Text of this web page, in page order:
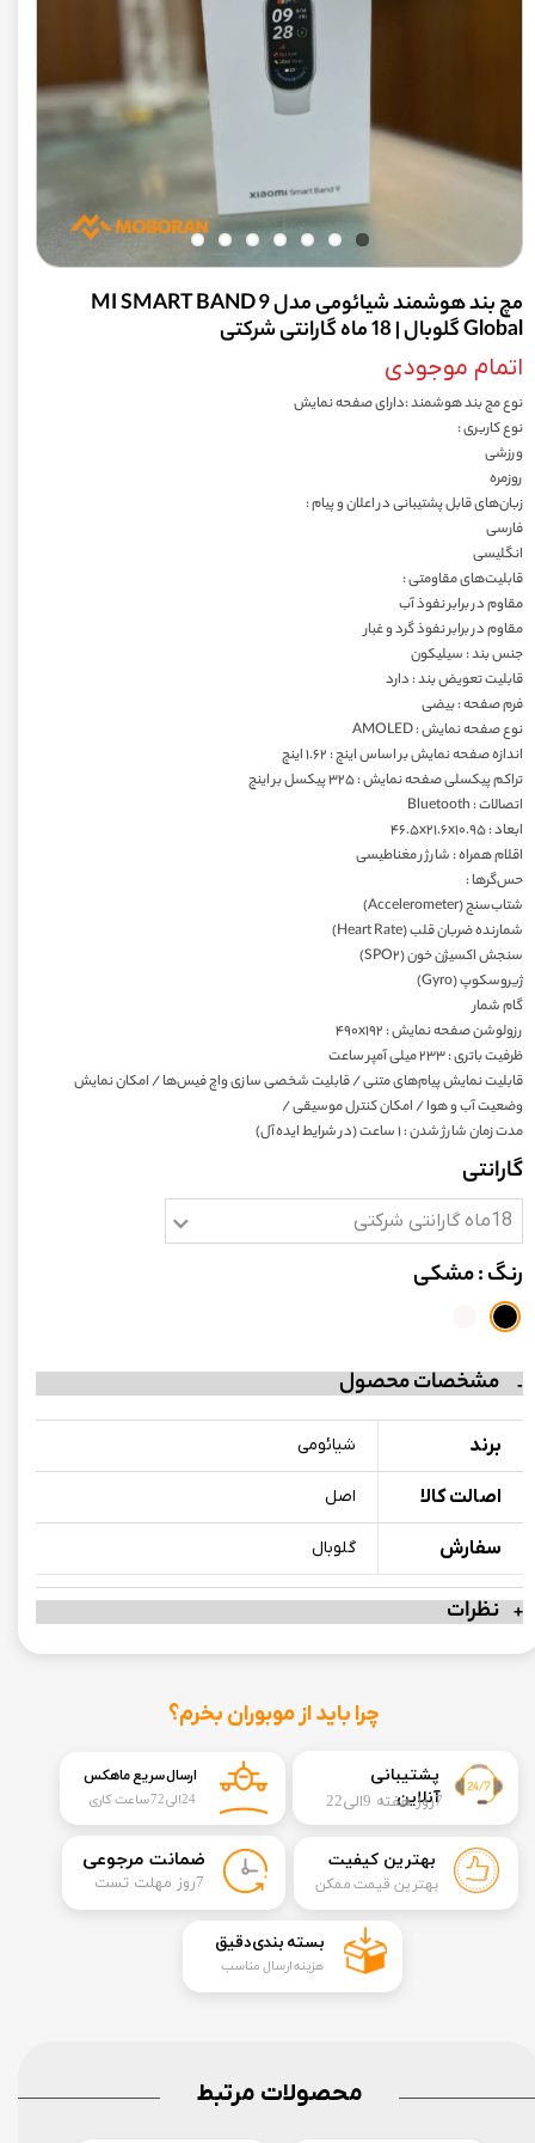
مچ بند هوشمند شیائومی مدل MI SMART BAND 9
Global گلوبال | 18 ماه گارانتی شرکتی
اتمام موجودی
نوع مچ بند هوشمند :دارای صفحه نمایش
نوع کاربری :
ورزشی
روزمره
زبان‌های قابل پشتیبانی در اعلان و پیام :
فارسی
انگلیسی
قابلیت‌های مقاومتی :
مقاوم در برابر نفوذ آب
مقاوم در برابر نفوذ گرد و غبار
جنس بند : سیلیکون
قابلیت تعویض بند : دارد
فرم صفحه : بیضی
نوع صفحه نمایش : AMOLED
اندازه صفحه نمایش بر اساس اینچ : ۱.۶۲ اینچ
تراکم پیکسلی صفحه نمایش : ۳۲۵ پیکسل بر اینچ
اتصالات : Bluetooth
ابعاد : ۴۶.۵x۲۱.۶x۱۰.۹۵
اقلام همراه : شارژر مغناطیسی
حس‌گرها :
شتاب‌سنج (Accelerometer)
شمارنده ضربان قلب (Heart Rate)
سنجش اکسیژن خون (SPO۲)
ژیروسکوپ (Gyro)
گام شمار
رزولوشن صفحه نمایش : ۴۹۰x۱۹۲
ظرفیت باتری : ۲۳۳ میلی آمپر ساعت
قابلیت نمایش پیام‌های متنی / قابلیت شخصی سازی واچ فیس‌ها / امکان نمایش
وضعیت آب و هوا / امکان کنترل موسیقی /
مدت زمان شارژ شدن : ۱ ساعت (در شرایط ایده‌آل)
گارانتی
18ماه گارانتی شرکتی
رنگ: مشکی
مشخصات محصول
برند شیائومی
اصالت کالا اصل
سفارش گلوبال
نظرات
​​پشتیبانی
آنلاین7روز هفته 9الی22
چرا باید از موبوران بخرم؟
​ضمانت مرجوعی
​7روز مهلت تست
بهترین کیفیت
بهترین قیمت ممکن
ارسال سریع ماهکس
24الی72 ساعت کاری
​بسته بندی دقیق​​​​​​​
هزینه ارسال مناسب
محصولات مرتبط